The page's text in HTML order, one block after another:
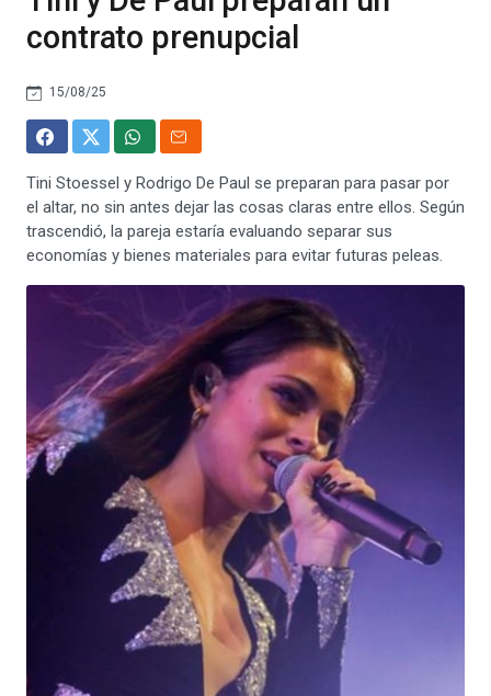
contrato prenupcial
15/08/25
Tini Stoessel y Rodrigo De Paul se preparan para pasar por
el altar, no sin antes dejar las cosas claras entre ellos. Según
trascendió, la pareja estaría evaluando separar sus
economías y bienes materiales para evitar futuras peleas.